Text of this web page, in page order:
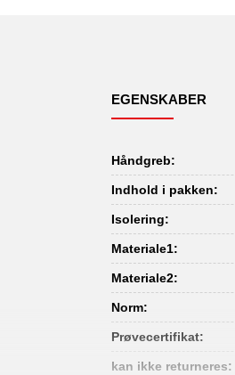
EGENSKABER
Håndgreb:
Indhold i pakken:
Isolering:
Materiale1:
Materiale2:
Norm:
Prøvecertifikat:
kan ikke returneres: